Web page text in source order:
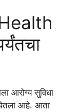
आरोग्य सुविधा
घेतला आहे. आता